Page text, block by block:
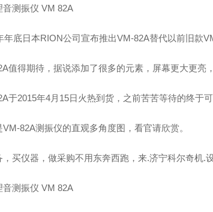
音测振仪 VM 82A
年底日本RION公司宣布推出VM-82A替代以前旧款
值得期待，据说添加了很多的元素，屏幕更大更亮
于2015年4月15日火热到货，之前苦苦等待的终于
VM-82A测振仪的直观多角度图，看官请欣赏。
，买仪器，做采购不用东奔西跑，来.济宁科尔奇机.
音测振仪 VM 82A